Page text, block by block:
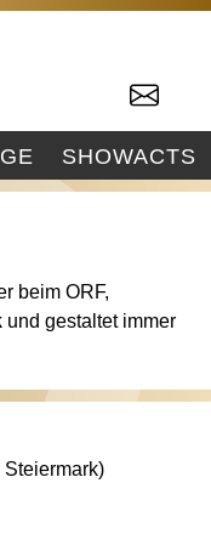
SHOWACTS
beim ORF,
und gestaltet immer